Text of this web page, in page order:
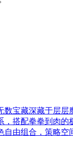
宝藏深藏于层
搭配拳拳到肉
由组合，策略空